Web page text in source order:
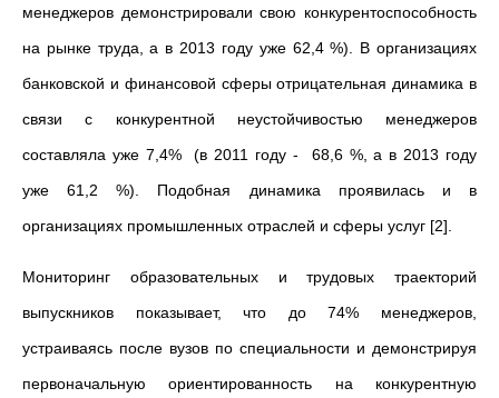
менеджеров демонстрировали свою конкурентоспособность
на рынке труда, а в 2013 году уже 62,4 %). В организациях
банковской и финансовой сферы отрицательная динамика в
связи с конкурентной неустойчивостью менеджеров
составляла уже 7,4% (в 2011 году - 68,6 %, а в 2013 году
уже 61,2 %). Подобная динамика проявилась и в
организациях промышленных отраслей и сферы услуг [2].
Мониторинг образовательных и трудовых траекторий
выпускников показывает, что до 74% менеджеров,
устраиваясь после вузов по специальности и демонстрируя
первоначальную ориентированность на конкурентную